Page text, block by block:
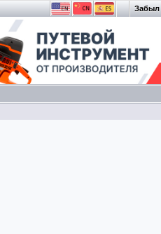
Забыл